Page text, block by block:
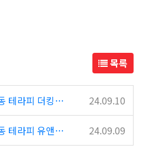
목록
사창동 테라피 더킹테라피에서 좋은 경험 24.09.10
인계동 테라피 유앤미테라피 24.09.09